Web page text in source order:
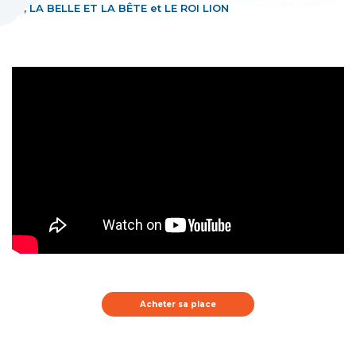
, LA BELLE ET LA BÊTE et LE ROI LION
Acheter sa place